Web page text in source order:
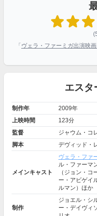
「 ヴェラ・ファーミガ出演映
エスタ
制作年
2009年
上映時間
123分
監督
ジャウム・コ
脚本
デヴィッド・
メインキャスト
ヴェラ・ファ
ル・ファーマ
（ジョン・
ー・アビゲイ
ルマン）ほか
制作
ジョエル・シ
ー・デイヴィ